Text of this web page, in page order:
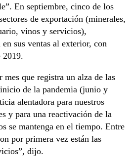
En septiembre, cinco de los
de exportación (minerales,
vinos y servicios),
sus ventas al exterior, con
2019.
mes que registra un alza de las
de la pandemia (junio y
alentadora para nuestros
y para una reactivación de la
se mantenga en el tiempo. Entre
por primera vez están las
dijo.